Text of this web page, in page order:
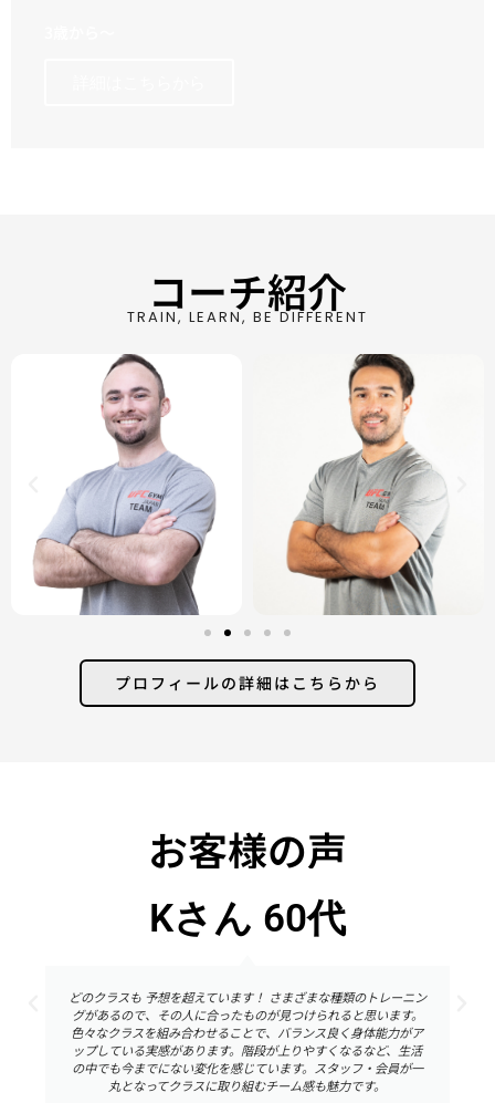
コーチ紹介
TRAIN, LEARN, BE DIFFERENT
プロフィールの詳細はこちらから
お客様の声
どのクラスも 予想を超えています！ さまざまな種類のトレーニン
グがあるので、その人に合ったものが見つけられると思います。
色々なクラスを組み合わせることで、バランス良く身体能力がア
ップしている実感があります。階段が上りやすくなるなど、生活
の中でも今までにない変化を感じています。スタッフ・会員が一
丸となってクラスに取り組むチーム感も魅力です。
Kさん 60代